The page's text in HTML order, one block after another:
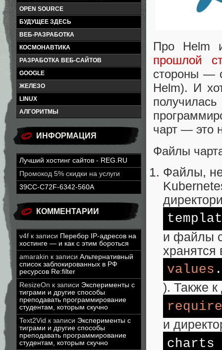
OPEN SOURCE
БУДУЩЕЕ ЗДЕСЬ
ВЕБ-РАЗРАБОТКА
КОСМОНАВТИКА
РАЗРАБОТКА ВЕБ-САЙТОВ
GOOGLE
ЖЕЛЕЗО
LINUX
АЛГОРИТМЫ
ИНФОРМАЦИЯ
Лучший хостинг сайтов - REG.RU
Промокод 5% скидки на услуги
39CC-C72F-6342-560A
КОММЕНТАРИИ
v4f к записи Перебор IP-адресов на
хостинге — и как с этим бороться
amarakin к записи Альтернативный
список заблокированных в РФ
ресурсов Re:filter
ResizeOn к записи Эксперименты с
тиграми и другие способы
преподавать программирование
студентам, которым скучно
Text2Vid к записи Эксперименты с
тиграми и другие способы
преподавать программирование
студентам, которым скучно
Про Helm
прошлой
стороны —
Helm). И
чарт — это
Файлы
Файлы,
и файлы
хранятся
values
). Также к
и
charts